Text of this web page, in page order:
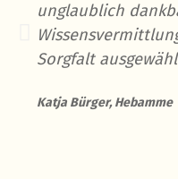
unglaublich
Sorgfalt
Katja Bürger, Hebamme